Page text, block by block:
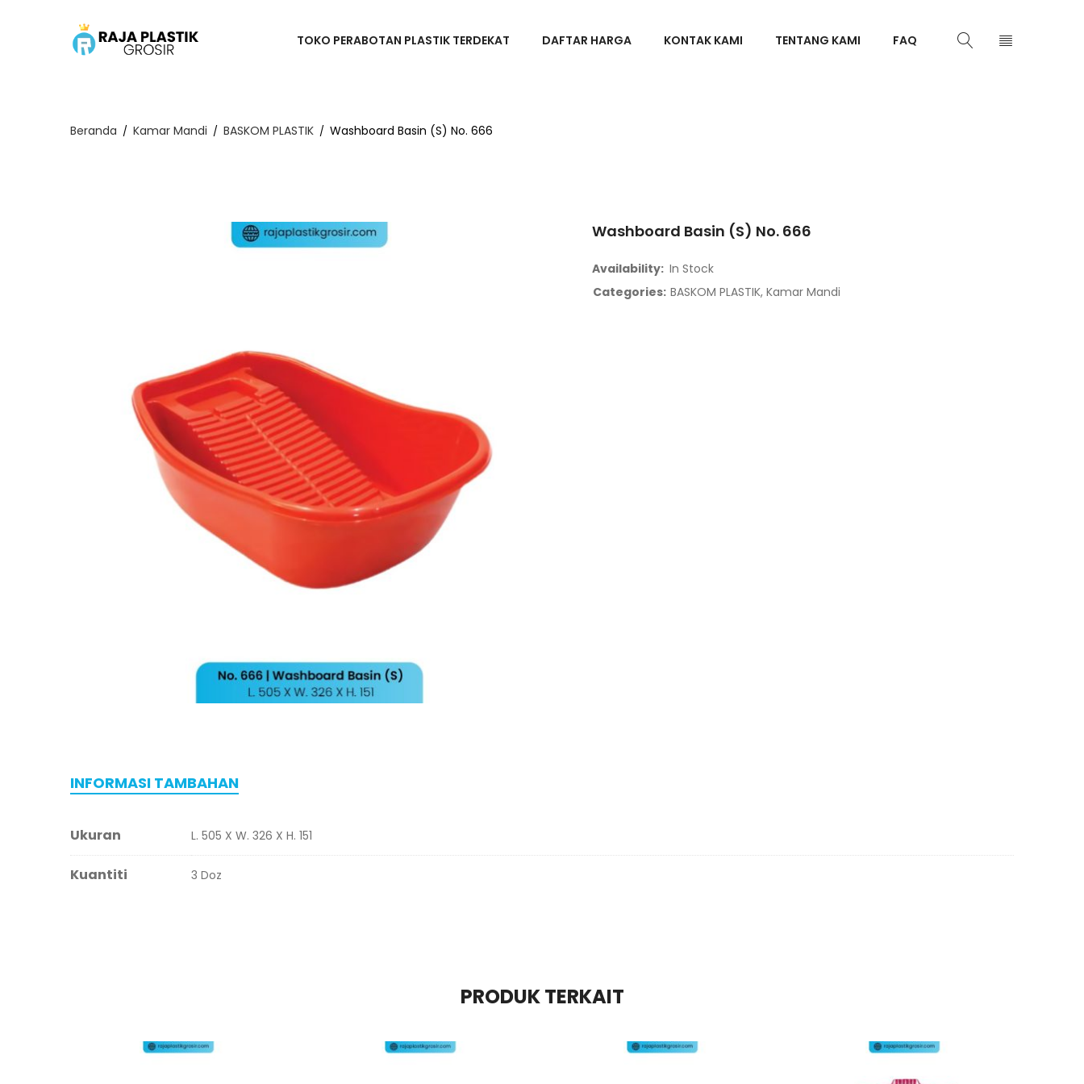
TOKO PERABOTAN PLASTIK TERDEKAT DAFTAR HARGA KONTAK KAMI TENTANG KAMI FAQ
Beranda / Kamar Mandi / BASKOM PLASTIK / Washboard Basin (S) No. 666
Washboard Basin (S) No. 666
Availability: In Stock
Categories: BASKOM PLASTIK, Kamar Mandi
INFORMASI TAMBAHAN
Ukuran L. 505 X W. 326 X H. 151
Kuantiti 3 Doz
PRODUK TERKAIT